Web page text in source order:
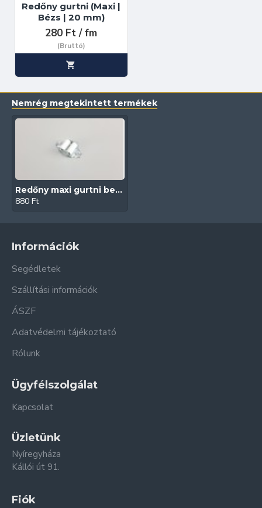
Redőny gurtni (Maxi |
Bézs | 20 mm)
280 Ft / fm
(Bruttó)
Nemrég megtekintett termékek
Redőny maxi gurtni bevezető (Álló)
880 Ft
Információk
Segédletek
Szállítási információk
ÁSZF
Adatvédelmi tájékoztató
Rólunk
Ügyfélszolgálat
Kapcsolat
Üzletünk
Nyíregyháza
Kállói út 91.
Fiók